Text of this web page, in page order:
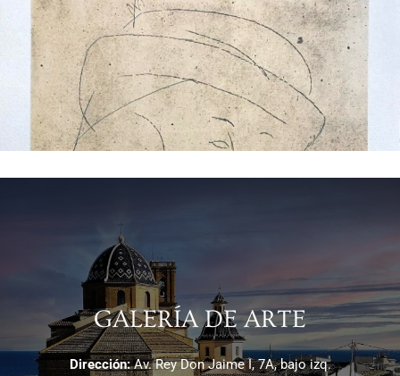
GALERÍA DE ARTE
Dirección:Av. Rey Don Jaime I, 7A, bajo izq.